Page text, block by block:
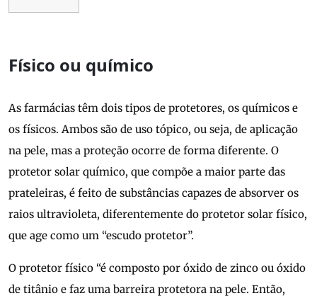
Físico ou químico
As farmácias têm dois tipos de protetores, os químicos e
os físicos. Ambos são de uso tópico, ou seja, de aplicação
na pele, mas a proteção ocorre de forma diferente. O
protetor solar químico, que compõe a maior parte das
prateleiras, é feito de substâncias capazes de absorver os
raios ultravioleta, diferentemente do protetor solar físico,
que age como um “escudo protetor”.
O protetor físico “é composto por óxido de zinco ou óxido
de titânio e faz uma barreira protetora na pele. Então,